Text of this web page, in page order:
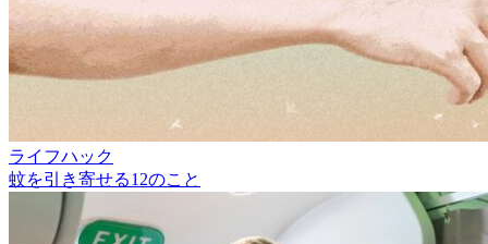
ライフハック
蚊を引き寄せる12のこと